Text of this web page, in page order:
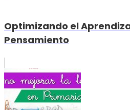
Optimizando el
Pensamiento